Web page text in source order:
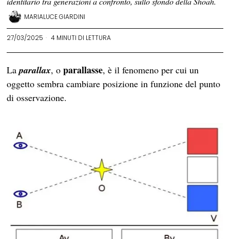
MARIALUCE GIARDINI
27/03/2025 4 MINUTI DI LETTURA
Laparallax, oparallasse, è il fenomeno per cui un
oggetto sembra cambiare posizione in funzione del punto
di osservazione.